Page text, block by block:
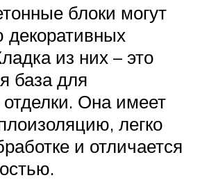
блоки могут
декоративных
из них – это
база для
Она имеет
легко
и отличается